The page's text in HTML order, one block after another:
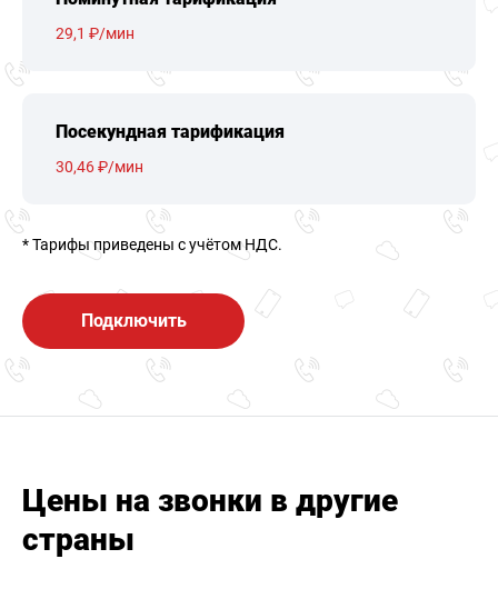
29,1 ₽/мин
Посекундная тарификация
30,46 ₽/мин
* Тарифы приведены c учётом НДС.
Подключить
Цены на звонки в другие
страны